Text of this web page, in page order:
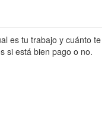
es tu trabajo y cuánto te
si está bien pago o no.